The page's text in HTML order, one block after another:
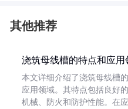
其他推荐
浇筑母线槽的特点和应用
本文详细介绍了浇筑母线槽
应用领域。其特点包括良好的
机械、防火和防护性能。在应